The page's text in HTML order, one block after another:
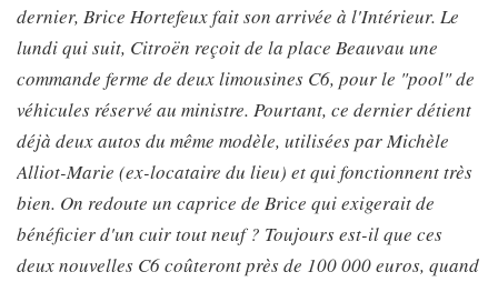
dernier, Brice Hortefeux fait son arrivée à l'Intérieur. Le
lundi qui suit, Citroën reçoit de la place Beauvau une
commande ferme de deux limousines C6, pour le "pool" de
véhicules réservé au ministre. Pourtant, ce dernier détient
déjà deux autos du même modèle, utilisées par Michèle
Alliot-Marie (ex-locataire du lieu) et qui fonctionnent très
bien. On redoute un caprice de Brice qui exigerait de
bénéficier d'un cuir tout neuf ? Toujours est-il que ces
deux nouvelles C6 coûteront près de 100 000 euros, quand